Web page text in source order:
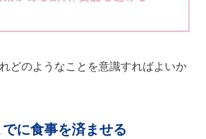
どのようなことを意識すればよいか
に食事を済ませる